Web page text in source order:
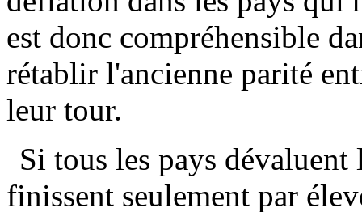
est donc compréhensible
rétablir l'ancienne parité
leur tour.
Si tous les pays
finissent seulement par